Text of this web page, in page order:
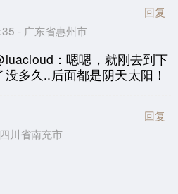
- 广东省惠州市
回复
：嗯嗯，就刚去到下
没多久..后面都是阴天太阳！
川省南充市
回复